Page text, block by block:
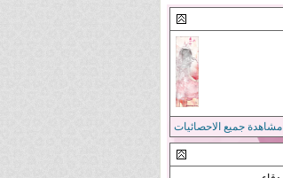
مشاهدة جميع الاحصائيات